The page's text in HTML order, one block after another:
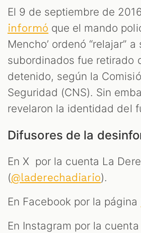
El 9 de septiembre de
informó que el mando
Mencho’ ordenó “relajar” a
subordinados fue retirado
detenido, según la
Seguridad (CNS). Sin
revelaron la identidad del
Difusores de la
En X por la cuenta La
(@laderechadiario).
En Facebook por la página
En Instagram por la